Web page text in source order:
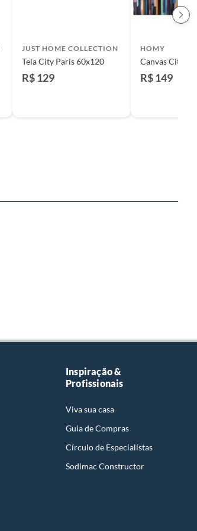
JUST HOME COLLECTION
Tela City Paris 60x120
R$ 129
HOMY
Canvas City
R$ 149
Inspiração &
Profissionais
Viva sua casa
Guia de Compras
Círculo de Especialístas
Sodimac Constructor